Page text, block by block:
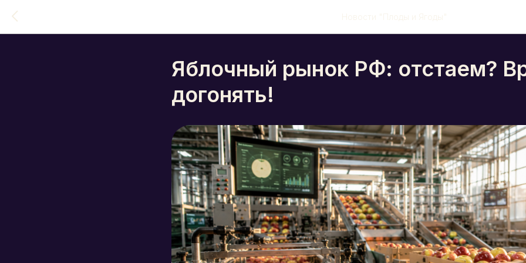
Новости "Плоды и Ягоды"
Яблочный рынок РФ: отстаем?
догонять!